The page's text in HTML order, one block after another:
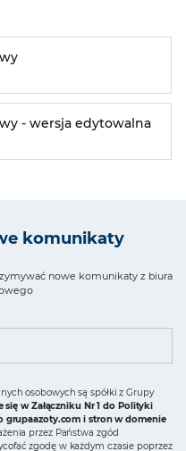
- wersja edytowalna
komunikaty
nowe komunikaty z biura
osobowych są spółki z Grupy
się w Załączniku Nr 1 do Polityki
grupaazoty.com i stron w domenie
przez Państwa zgód
zgodę w każdym czasie poprzez